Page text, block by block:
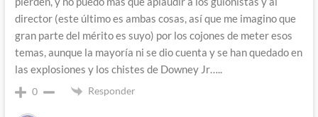
director (este último es ambas cosas, así que me imagino que
gran parte del mérito es suyo) por los cojones de meter esos
temas, aunque la mayoría ni se dio cuenta y se han quedado en
las explosiones y los chistes de Downey Jr…..
0 Responder